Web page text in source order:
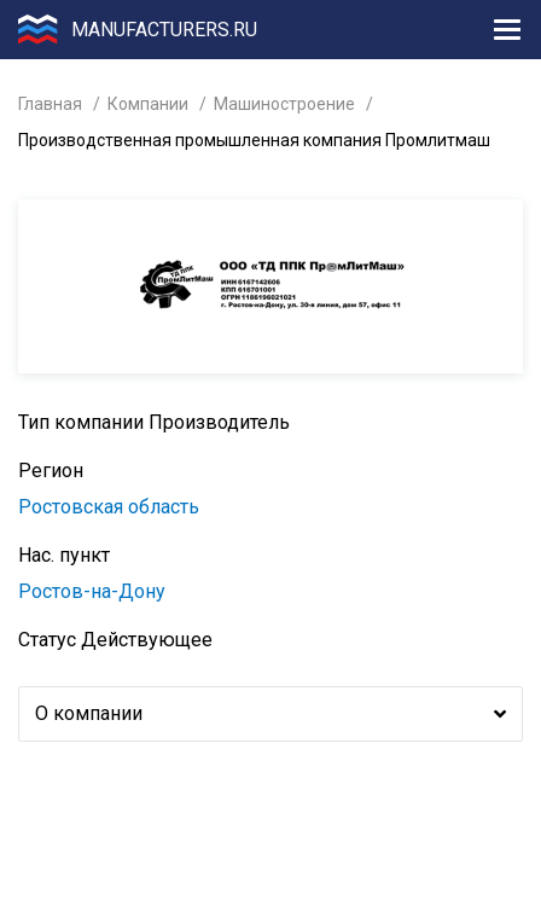
MANUFACTURERS.RU
Главная Компании
Машиностроение
Производственная промышленная компания Промлитмаш
Тип компании Производитель
Регион
Ростовская область
Нас. пункт
Ростов-на-Дону
Статус Действующее
О компании